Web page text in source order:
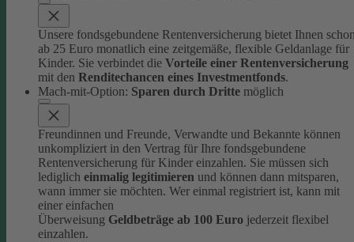
Unsere fondsgebundene Rentenversicherung bietet Ihnen
ab 25 Euro monatlich eine zeitgemäße, flexible Geldanlage für
Kinder. Sie verbindet die Vorteile einer Rentenversicherung
mit den Renditechancen eines Investmentfonds.
Mach-mit-Option: Sparen durch Dritte möglich
Freundinnen und Freunde, Verwandte und Bekannte können
unkompliziert in den Vertrag für Ihre fondsgebundene
Rentenversicherung für Kinder einzahlen. Sie müssen sich
lediglich einmalig legitimieren und können dann mitsparen,
wann immer sie möchten. Wer einmal registriert ist, kann mit
einer einfachen
Überweisung Geldbeträge ab 100 Euro jederzeit flexibel
einzahlen.